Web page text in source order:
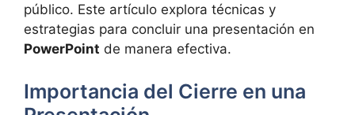
público. Este artículo explora técnicas y
estrategias para concluir una presentación en
PowerPoint de manera efectiva.
Importancia del Cierre en una